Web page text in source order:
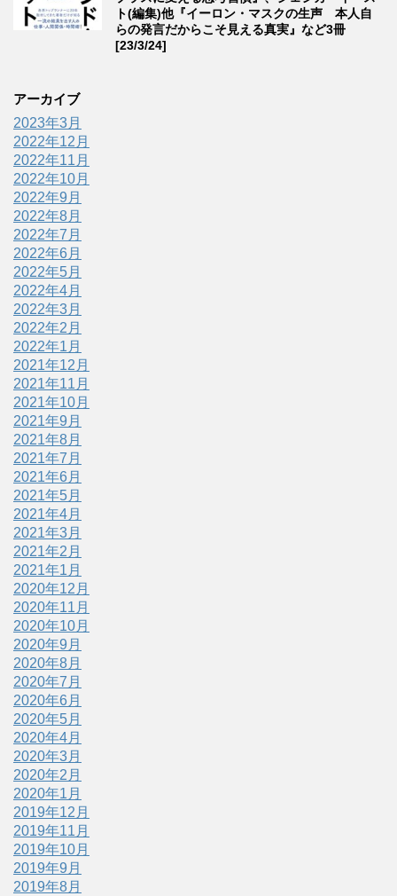
ト(編集)他『イーロン・マスクの生声 本人自
らの発言だからこそ見える真実』など3冊
[23/3/24]
アーカイブ
2023年3月
2022年12月
2022年11月
2022年10月
2022年9月
2022年8月
2022年7月
2022年6月
2022年5月
2022年4月
2022年3月
2022年2月
2022年1月
2021年12月
2021年11月
2021年10月
2021年9月
2021年8月
2021年7月
2021年6月
2021年5月
2021年4月
2021年3月
2021年2月
2021年1月
2020年12月
2020年11月
2020年10月
2020年9月
2020年8月
2020年7月
2020年6月
2020年5月
2020年4月
2020年3月
2020年2月
2020年1月
2019年12月
2019年11月
2019年10月
2019年9月
2019年8月